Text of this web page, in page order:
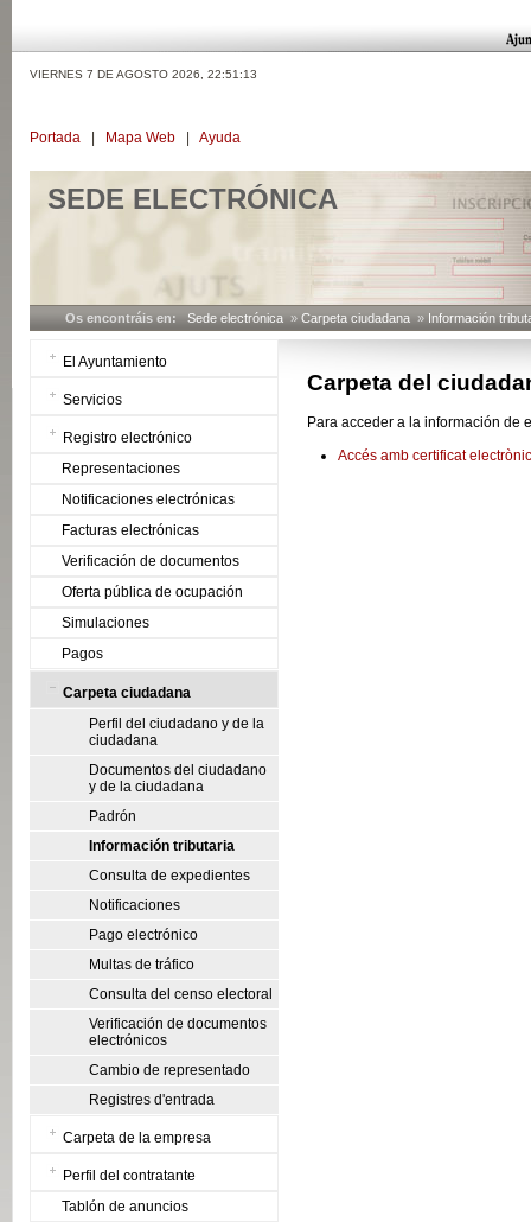
VIERNES 7 DE AGOSTO 2026, 22:51:13
Portada Mapa Web Ayuda
SEDE ELECTRÓNICA
Os encontráis en: Sede electrónica » Carpeta ciudadana » Información
El Ayuntamiento
Servicios
Registro electrónico
Representaciones
Notificaciones electrónicas
Facturas electrónicas
Verificación de documentos
Oferta pública de ocupación
Simulaciones
Pagos
Carpeta ciudadana
Perfil del ciudadano y de la
ciudadana
Documentos del ciudadano
y de la ciudadana
Padrón
Información tributaria
Consulta de expedientes
Notificaciones
Pago electrónico
Multas de tráfico
Consulta del censo electoral
Verificación de documentos
electrónicos
Cambio de representado
Registres d'entrada
Carpeta de la empresa
Perfil del contratante
Tablón de anuncios
Carpeta del
Para acceder a la información de
Accés amb certificat